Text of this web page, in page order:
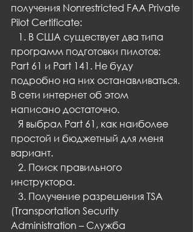
получения Nonrestricted FAA Private
Pilot Certificate:
программ подготовки пилотов:
Part 61 и Part 141. Не буду
подробно на них останавливаться.
В сети интернет об этом
написано достаточно.
простой и бюджетный для меня
вариант.
инструктора.
(Transportation Security
Administration – Служба